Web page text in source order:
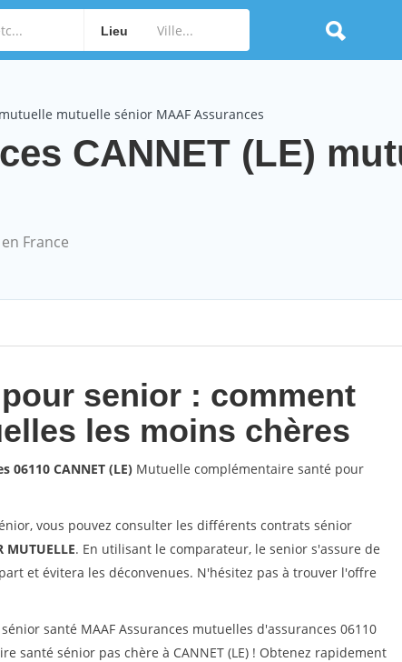
Lieu
mutuelle mutuelle sénior MAAF Assurances
CANNET (LE)
France
senior : comment
les moins chères
06110 CANNET (LE) Mutuelle complémentaire santé pour
vous pouvez consulter les différents contrats sénior
MUTUELLE. En utilisant le comparateur, le senior s'assure de
et évitera les déconvenues. N'hésitez pas à trouver l'offre
santé MAAF Assurances mutuelles d'assurances 06110
santé sénior pas chère à CANNET (LE) ! Obtenez rapidement